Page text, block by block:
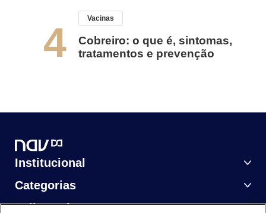
4
Vacinas
Cobreiro: o que é, sintomas,
tratamentos e prevenção
Institucional
Categorias
Saiba Mais